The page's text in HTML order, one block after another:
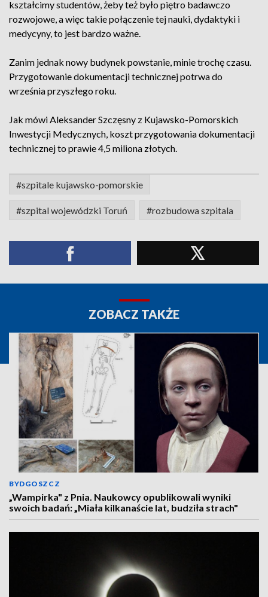
kształcimy studentów, żeby też było piętro badawczo
rozwojowe, a więc takie połączenie tej nauki, dydaktyki i
medycyny, to jest bardzo ważne.
Zanim jednak nowy budynek powstanie, minie trochę czasu.
Przygotowanie dokumentacji technicznej potrwa do
września przyszłego roku.
Jak mówi Aleksander Szczęsny z Kujawsko-Pomorskich
Inwestycji Medycznych, koszt przygotowania dokumentacji
technicznej to prawie 4,5 miliona złotych.
#szpitale kujawsko-pomorskie
#szpital wojewódzki Toruń #rozbudowa szpitala
ZOBACZ TAKŻE
BYDGOSZCZ
„Wampirka" z Pnia. Naukowcy opublikowali wyniki
swoich badań: „Miała kilkanaście lat, budziła strach"